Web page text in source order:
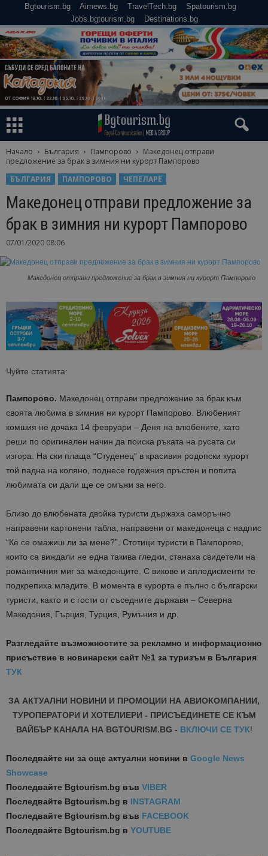
Bgtourism.bg Airnews.bg TravelTech.bg
Spatourism.bg
Jobs.bgtourism.bg
Destinations.bg
Начало България Пампорово
Македонец отправи
предложение за брак в зимния ни курорт Пампорово
БЪЛГАРИЯ
ПАМПОРОВО ЧЕПЕЛАРЕ
Македонец отправи предложение за
брак в зимния ни курорт Пампорово
07/01/2020 08:06
Македонец отправи предложение за брак в зимния ни курорт Пампорово
Чуйте статията:
Пампорово. Македонец отправи предложение за брак към
своята любима в зимния ни курорт Пампорово. Влюбеният
комшия не дочака 14 февруари – Деня на влюбените, като
реши по оригинален начин да поиска ръката на русата си
изгора. На ски плаща “Студенец” в красивия родопски курорт
той падна на коляно, поднесе годежния пръстен и попита
любимата си дали ще се омъжи за него.
Близо до влюбената двойка туристи държаха саморъчно
направени картонени табла, направени от македонеца с надпис
“Ке се омажиш ли за мене?”. Стотици туристи в Пампорово,
които са виждали не една такива гледки, станаха свидетели на
романтичния миг за македонците. С викове и аплодисменти те
подкрепиха младите. В момента в курорта е пълно с български
туристи, както и с гости от съседните държави – Северна
Македония, Гърция, Турция, Румъния и др.
Разгледайте възможностите за рекламно и информационно
присъствие в новинарски сайт №1 за туризъм в България
ТУК
ЗА АКТУАЛНИ НОВИНИ И ПРОМОЦИИ НА АВИОКОМПАНИИ,
ТУРОПЕРАТОРИ И ХОТЕЛИЕРИ - ПРИСЪЕДИНЕТЕ СЕ КЪМ
ВАЙБЪР КАНАЛА НА BGTOURISM.BG - ВКЛЮЧИ СЕ ТУК!
Последвайте ни за още актуални новини в Google News
Showcase
Последвайте Bgtourism.bg във VIBER
Последвайте Bgtourism.bg в INSTAGRAM
Последвайте Bgtourism.bg във FACEBOOK
Последвайте Bgtourism.bg в YOUTUBE